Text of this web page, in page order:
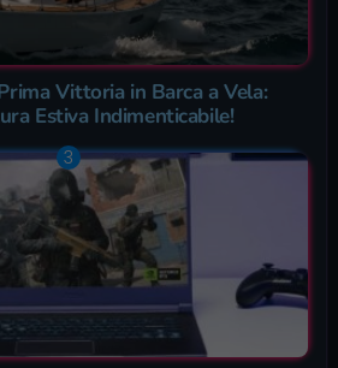
Vittoria in Barca a Vela:
Estiva Indimenticabile!